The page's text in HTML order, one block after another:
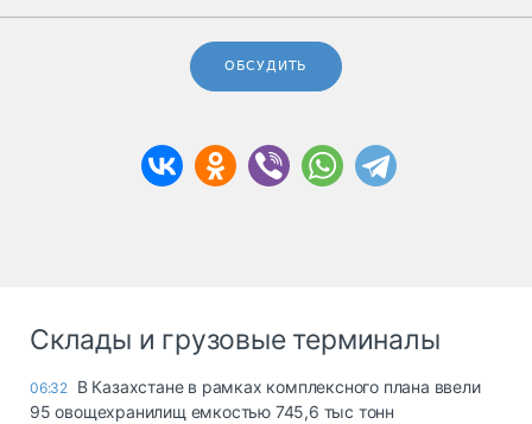
ОБСУДИТЬ
Склады и грузовые терминалы
06:32 В Казахстане в рамках комплексного плана ввели
95 овощехранилищ емкостью 745,6 тыс тонн